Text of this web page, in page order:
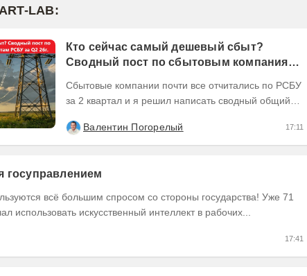
LAB:
Кто сейчас самый дешевый сбыт?
Сводный пост по сбытовым компаниям
Сбытовые компании почти все отчитались по РСБУ
за 2 квартал и я решил написать сводный общий
Валентин Погорелый
17:11
госуправлением
всё большим спросом со стороны государства! Уже 71
использовать искусственный интеллект в рабочих...
17:41